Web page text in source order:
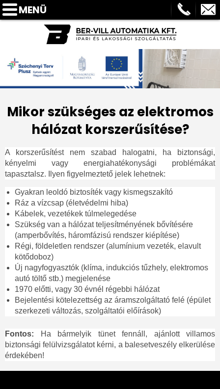
MENÜ
BEMUTATKOZÁS
SZOLGÁLTATÁSOK
BLOG
REFERENCIÁK
AJÁNLATKÉRÉS
PARTNEREINK
Mikor szükséges az elektromos
hálózat korszerűsítése?
A korszerűsítést nem szabad halogatni, ha
biztonsági,
kényelmi vagy energiahatékonysági problémákat
tapasztalsz. Ilyen figyelmeztető jelek lehetnek:
Gyakran leoldó biztosíték vagy kismegszakító
Ráz a vízcsap (életvédelmi hiba)
Kábelek, vezetékek túlmelegedése
Szükség van a hálózat teljesítményének bővítésére
(amperbővítés, háromfázisú rendszer kiépítése)
Régi, földeletlen rendszer (alumínium vezeték, elavult
kötődoboz)
Új nagyfogyasztók (klíma, indukciós tűzhely, elektromos
autó töltő stb.) megjelenése
1970 előtti, vagy 30 évnél régebbi hálózat
Bejelentési kötelezettség az áramszolgáltató felé (épület
szerkezeti változás, szolgáltatói előírások)
Fontos: Ha bármelyik tünet fennáll, ajánlott villamos
biztonsági felülvizsgálatot kérni, a balesetveszély elkerülése
érdekében!